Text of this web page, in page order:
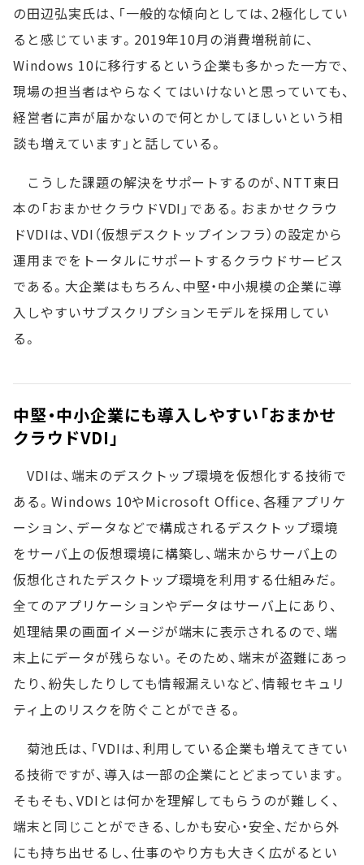
の田辺弘実氏は、「一般的な傾向としては、2極化してい
ると感じています。2019年10月の消費増税前に、
Windows 10に移行するという企業も多かった一方で、
現場の担当者はやらなくてはいけないと思っていても、
経営者に声が届かないので何とかしてほしいという相
談も増えています」と話している。
こうした課題の解決をサポートするのが、NTT東日
本の「おまかせクラウドVDI」である。おまかせクラウ
ドVDIは、VDI（仮想デスクトップインフラ）の設定から
運用までをトータルにサポートするクラウドサービス
である。大企業はもちろん、中堅・中小規模の企業に導
入しやすいサブスクリプションモデルを採用してい
る。
中堅・中小企業にも導入しやすい「おまかせ
クラウドVDI」
VDIは、端末のデスクトップ環境を仮想化する技術で
ある。Windows 10やMicrosoft Office、各種アプリケ
ーション、データなどで構成されるデスクトップ環境
をサーバ上の仮想環境に構築し、端末からサーバ上の
仮想化されたデスクトップ環境を利用する仕組みだ。
全てのアプリケーションやデータはサーバ上にあり、
処理結果の画面イメージが端末に表示されるので、端
末上にデータが残らない。そのため、端末が盗難にあっ
たり、紛失したりしても情報漏えいなど、情報セキュリ
ティ上のリスクを防ぐことができる。
菊池氏は、「VDIは、利用している企業も増えてきてい
る技術ですが、導入は一部の企業にとどまっています。
そもそも、VDIとは何かを理解してもらうのが難しく、
端末と同じことができる、しかも安心・安全、だから外
にも持ち出せるし、仕事のやり方も大きく広がるとい